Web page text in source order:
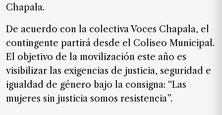
SUSCRIPTORES
Edición
digital
Nosotros
Chapala.
De acuerdo con la colectiva Voces Chapala, el
contingente partirá desde el Coliseo Municipal.
El objetivo de la movilización este año es
visibilizar las exigencias de justicia, seguridad e
igualdad de género bajo la consigna: “Las
mujeres sin justicia somos resistencia”.